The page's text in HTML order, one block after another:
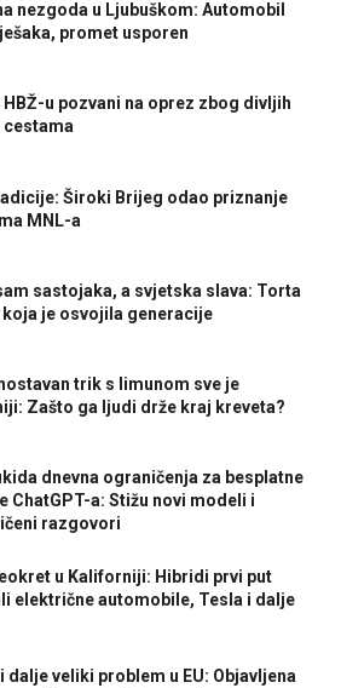
nezgoda u Ljubuškom: Automobil
promet usporen
HBŽ-u pozvani na oprez zbog divljih
cestama
Široki Brijeg odao priznanje
MNL-a
sastojaka, a svjetska slava: Torta
koja je osvojila generacije
trik s limunom sve je
Zašto ga ljudi drže kraj kreveta?
dnevna ograničenja za besplatne
ChatGPT-a: Stižu novi modeli i
razgovori
u Kaliforniji: Hibridi prvi put
električne automobile, Tesla i dalje
dalje veliki problem u EU: Objavljena